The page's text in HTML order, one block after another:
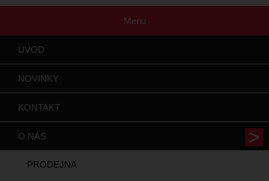
Menu
ÚVOD
NOVINKY
KONTAKT
O NÁS
PRODEJNA